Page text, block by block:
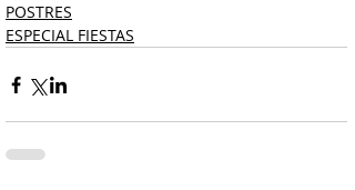
POSTRES
ESPECIAL FIESTAS